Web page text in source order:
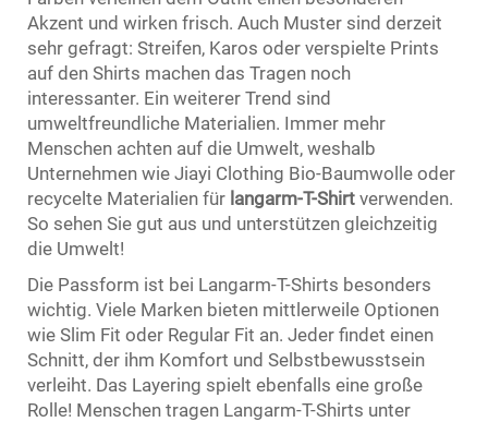
Akzent und wirken frisch. Auch Muster sind derzeit
sehr gefragt: Streifen, Karos oder verspielte Prints
auf den Shirts machen das Tragen noch
interessanter. Ein weiterer Trend sind
umweltfreundliche Materialien. Immer mehr
Menschen achten auf die Umwelt, weshalb
Unternehmen wie Jiayi Clothing Bio-Baumwolle oder
recycelte Materialien für langarm-T-Shirt verwenden.
So sehen Sie gut aus und unterstützen gleichzeitig
die Umwelt!
Die Passform ist bei Langarm-T-Shirts besonders
wichtig. Viele Marken bieten mittlerweile Optionen
wie Slim Fit oder Regular Fit an. Jeder findet einen
Schnitt, der ihm Komfort und Selbstbewusstsein
verleiht. Das Layering spielt ebenfalls eine große
Rolle! Menschen tragen Langarm-T-Shirts unter